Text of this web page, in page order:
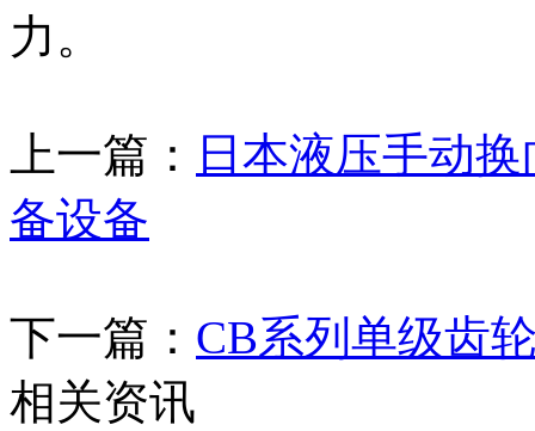
力。
上一篇：
日本液压手动
备设备
下一篇： CB系列单级齿
相关资讯